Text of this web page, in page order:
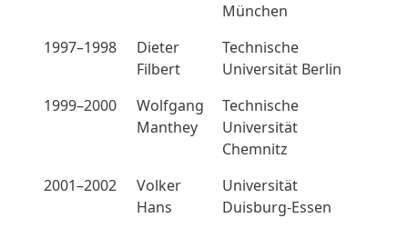
München
1997–1998
Dieter
Filbert
Technische
Universität Berlin
1999–2000
Wolfgang
Manthey
Technische
Universität
Chemnitz
2001–2002
Volker
Hans
Universität
Duisburg-Essen